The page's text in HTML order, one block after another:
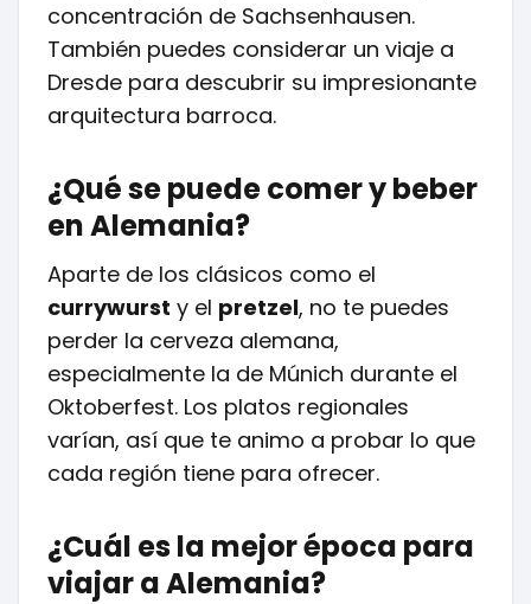
concentración de Sachsenhausen.
También puedes considerar un viaje a
Dresde para descubrir su impresionante
arquitectura barroca.
¿Qué se puede comer y beber
en Alemania?
Aparte de los clásicos como el
currywurst y el pretzel, no te puedes
perder la cerveza alemana,
especialmente la de Múnich durante el
Oktoberfest. Los platos regionales
varían, así que te animo a probar lo que
cada región tiene para ofrecer.
¿Cuál es la mejor época para
viajar a Alemania?